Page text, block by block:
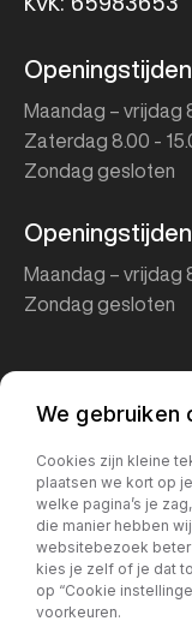
Maandag – vrijdag
Zaterdag 8.00 -
Zondag gesloten
Maandag – vrijdag
Zondag gesloten
2026 - Tomcars.nl
Algemene
We gebruiken
Cookies zijn kleine
plaatsen we kort op
welke pagina’s je
die manier hebben
websitebezoek beter
kies je zelf of je dat
op “Cookie
voorkeuren.